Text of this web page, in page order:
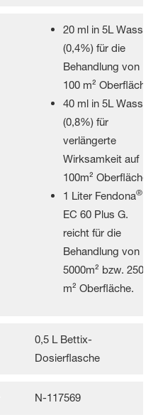
20 ml in 5L Wasser
(0,4%) für die
Behandlung von
100 m² Oberfläche
40 ml in 5L Wasser
(0,8%) für
verlängerte
Wirksamkeit auf
100m² Oberfläche
1 Liter Fendona®
EC 60 Plus G.
reicht für die
Behandlung von
5000m² bzw. 2500
m² Oberfläche.
0,5 L Bettix-
Dosierflasche
N-117569